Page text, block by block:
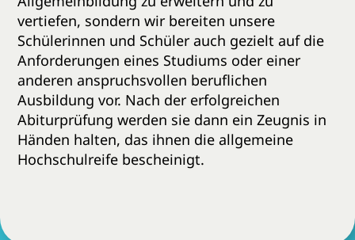
vertiefen, sondern wir bereiten unsere
Schülerinnen und Schüler auch gezielt auf die
Anforderungen eines Studiums oder einer
anderen anspruchsvollen beruflichen
Ausbildung vor. Nach der erfolgreichen
Abiturprüfung werden sie dann ein Zeugnis in
Händen halten, das ihnen die allgemeine
Hochschulreife bescheinigt.